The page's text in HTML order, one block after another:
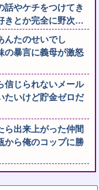
やケチをつけてき
きとか完全に野次…
んたのせいでし
の暴言に義母が激怒
信じられないメール
たいけど貯金ゼロだ
ら出来上がった仲間
から俺のコップに勝